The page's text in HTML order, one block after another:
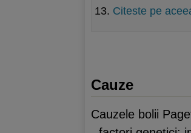
Citeste pe
Cauze
Cauzele bolii